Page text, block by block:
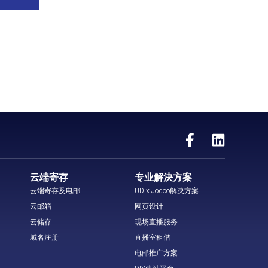
云端寄存
云端寄存及电邮
云邮箱
云储存
域名注册
专业解決方案
UD x Jodoo解决方案
网页设计
现场直播服务
直播室租借
电邮推广方案